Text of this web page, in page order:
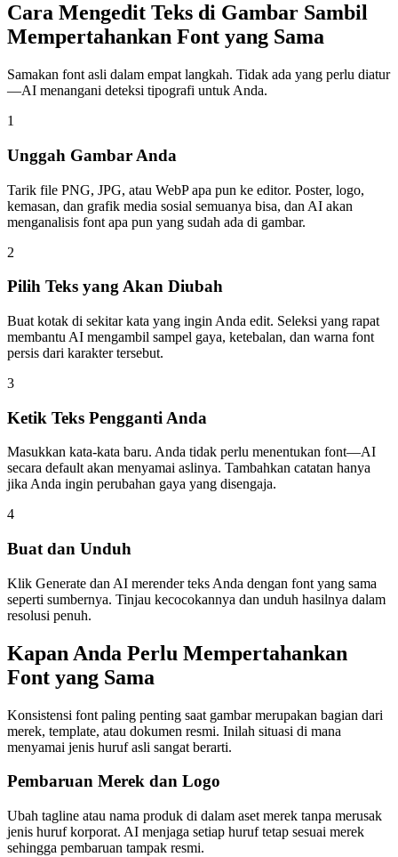
Cara Mengedit Teks di Gambar Sambil
Mempertahankan Font yang Sama
Samakan font asli dalam empat langkah. Tidak ada yang perlu diatur
—AI menangani deteksi tipografi untuk Anda.
1
Unggah Gambar Anda
Tarik file PNG, JPG, atau WebP apa pun ke editor. Poster, logo,
kemasan, dan grafik media sosial semuanya bisa, dan AI akan
menganalisis font apa pun yang sudah ada di gambar.
2
Pilih Teks yang Akan Diubah
Buat kotak di sekitar kata yang ingin Anda edit. Seleksi yang rapat
membantu AI mengambil sampel gaya, ketebalan, dan warna font
persis dari karakter tersebut.
3
Ketik Teks Pengganti Anda
Masukkan kata-kata baru. Anda tidak perlu menentukan font—AI
secara default akan menyamai aslinya. Tambahkan catatan hanya
jika Anda ingin perubahan gaya yang disengaja.
4
Buat dan Unduh
Klik Generate dan AI merender teks Anda dengan font yang sama
seperti sumbernya. Tinjau kecocokannya dan unduh hasilnya dalam
resolusi penuh.
Kapan Anda Perlu Mempertahankan
Font yang Sama
Konsistensi font paling penting saat gambar merupakan bagian dari
merek, template, atau dokumen resmi. Inilah situasi di mana
menyamai jenis huruf asli sangat berarti.
Pembaruan Merek dan Logo
Ubah tagline atau nama produk di dalam aset merek tanpa merusak
jenis huruf korporat. AI menjaga setiap huruf tetap sesuai merek
sehingga pembaruan tampak resmi.